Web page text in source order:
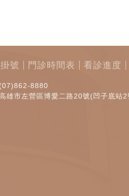
號 門診時間表 看診進度
8880
雄市左營區博愛二路20號(凹子底站2